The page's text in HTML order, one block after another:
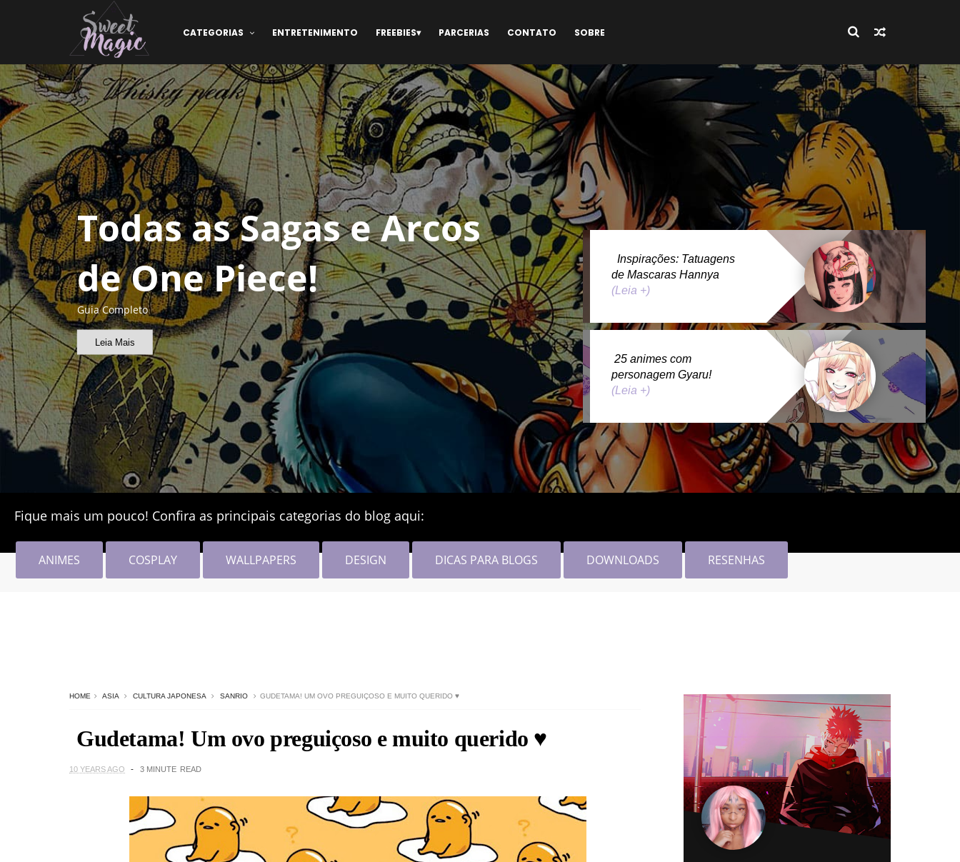
CATEGORIAS ENTRETENIMENTO FREEBIES PARCERIAS CONTATO SOBRE
Todas as Sagas e Arcos
de One Piece!
Guia Completo
Leia Mais
Inspirações: Tatuagens
de Mascaras Hannya
(Leia +)
25 animes com
personagem Gyaru!
(Leia +)
Fique mais um pouco! Confira as principais categorias do blog aqui:
ANIMES COSPLAY WALLPAPERS DESIGN DICAS PARA BLOGS DOWNLOADS RESENHAS
HOME ASIA CULTURA JAPONESA SANRIO GUDETAMA! UM OVO PREGUIÇOSO E MUITO QUERIDO ♥
Gudetama! Um ovo preguiçoso e muito querido ♥
10 YEARS AGO 3 MINUTE READ